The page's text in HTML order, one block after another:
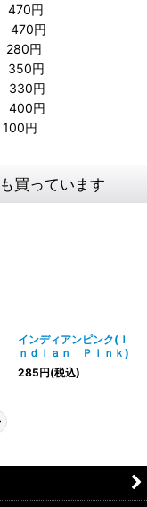
円
円
円
円
円
円
円
買っています
インディアンピンク(Ｉ
ｎｄｉａｎ Ｐｉｎｋ)
285円(税込)